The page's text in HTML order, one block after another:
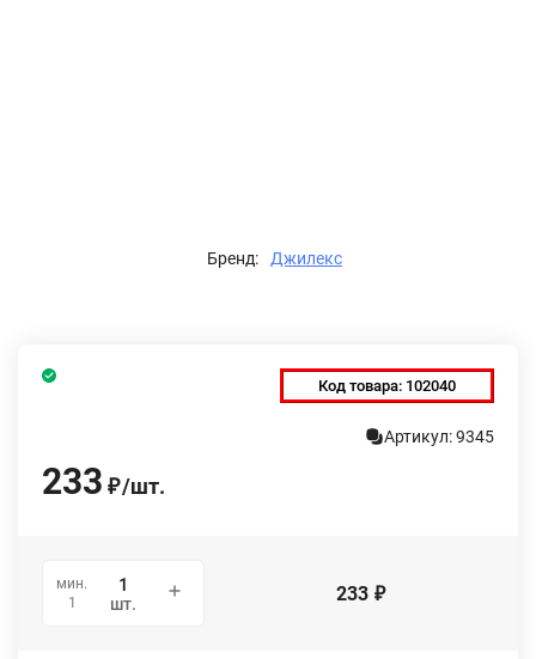
Бренд: Джилекс
Код товара: 102040
Артикул: 9345
233 ₽/шт.
мин.
1
шт. 233 ₽